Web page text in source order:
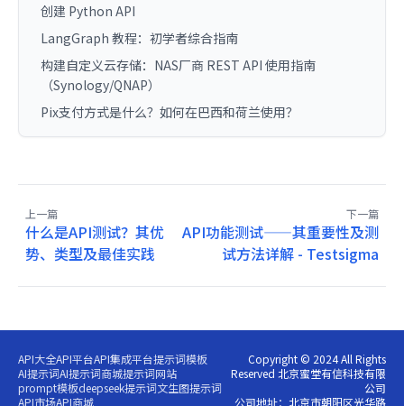
创建 Python API
LangGraph 教程：初学者综合指南
构建自定义云存储：NAS厂商 REST API 使用指南
（Synology/QNAP）
Pix支付方式是什么？如何在巴西和荷兰使用？
上一篇
什么是API测试？其优
势、类型及最佳实践
下一篇
API功能测试——其重要性及测
试方法详解 - Testsigma
API大全API平台API集成平台提示词模板
AI提示词AI提示词商城提示词网站
prompt模板deepseek提示词文生图提示词
API市场API商城
Copyright © 2024 All Rights
Reserved 北京蜜堂有信科技有限
公司
公司地址：北京市朝阳区光华路